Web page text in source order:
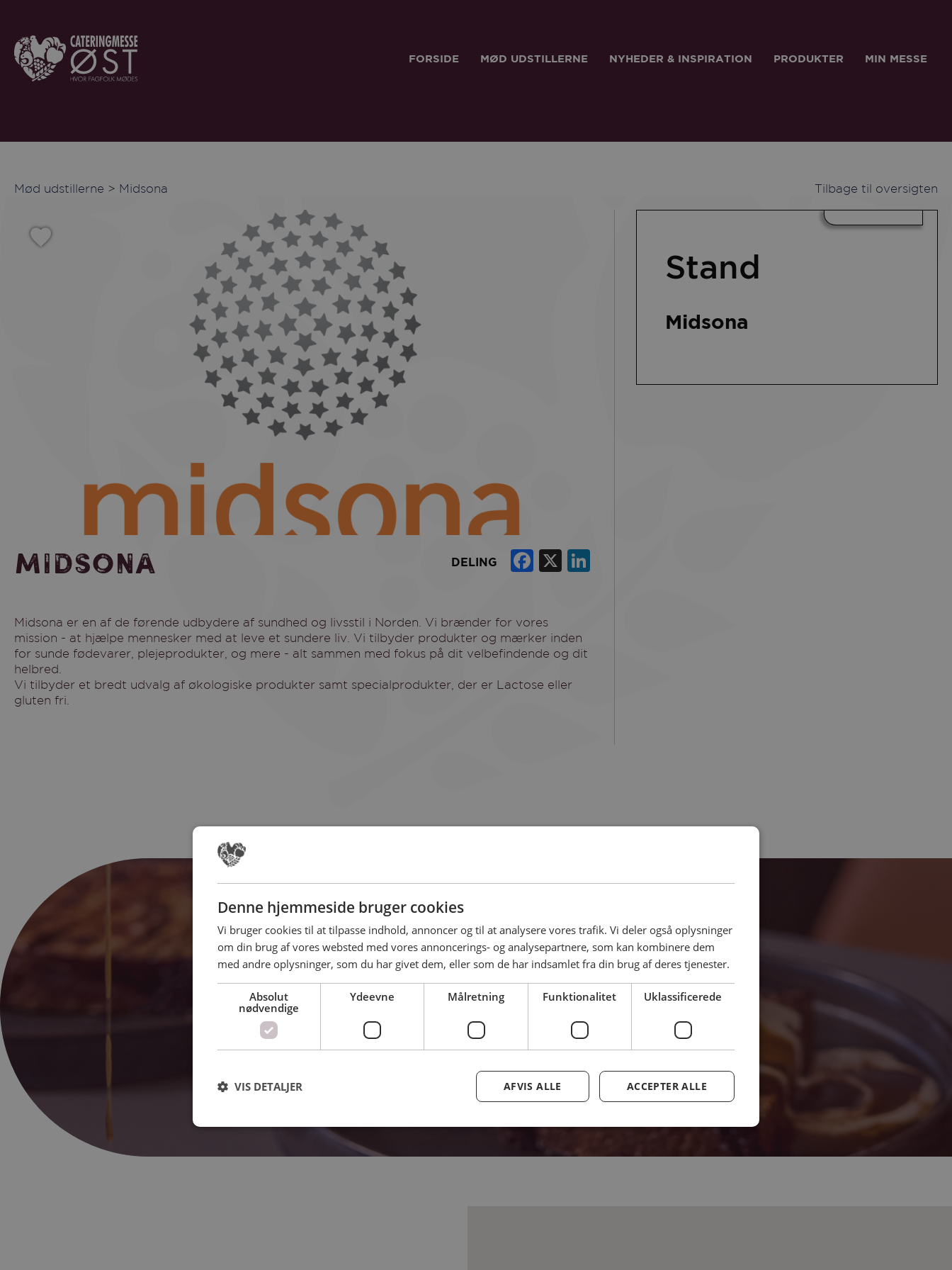
FORSIDE MØD UDSTILLERNE NYHEDER & INSPIRATION PRODUKTER MIN MESSE
Mød udstillerne > Midsona Tilbage til oversigten
Midsona DELING Facebook
X
Midsona er en af ​​de førende udbydere af sundhed og livsstil i Norden. Vi brænder for vores
mission - at hjælpe mennesker med at leve et sundere liv. Vi tilbyder produkter og mærker inden
for sunde fødevarer, plejeprodukter, og mere - alt sammen med fokus på dit velbefindende og dit
helbred.
Vi tilbyder et bredt udvalg af økologiske produkter samt specialprodukter, der er Lactose eller
gluten fri.
Stand
Midsona
Book din gratis billet I dag
Book din gratis billet allerede i dag og glæd dig til en inspirerende dag, hvor
passion for gastronomi og velsmagende mad er i højsædet.
BOOK DIN BILLET HER
Denne hjemmeside bruger cookies
Vi bruger cookies til at tilpasse indhold, annoncer og til at analysere vores trafik. Vi deler også oplysninger
om din brug af vores websted med vores annoncerings- og analysepartnere, som kan kombinere dem
med andre oplysninger, som du har givet dem, eller som de har indsamlet fra din brug af deres tjenester.
Absolut
nødvendige
Ydeevne Målretning Funktionalitet Uklassificerede
ACCEPTER ALLE
AFVIS ALLE
VIS DETALJER